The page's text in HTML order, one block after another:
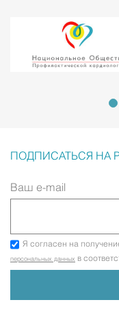
ПОДПИСАТЬСЯ НА
Ваш e-mail
Я согласен на
персональных данных в